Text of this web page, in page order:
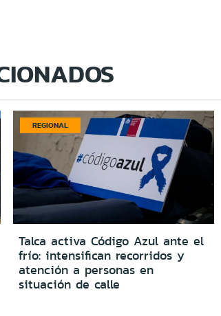
REGIONAL
Talca activa Código Azul ante el
frío: intensifican recorridos y
atención a personas en
situación de calle